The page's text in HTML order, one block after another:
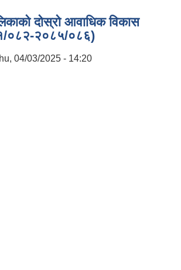
दोस्रो आवाधिक विकास
०८२-२०८५/०८६)
04/03/2025 - 14:20